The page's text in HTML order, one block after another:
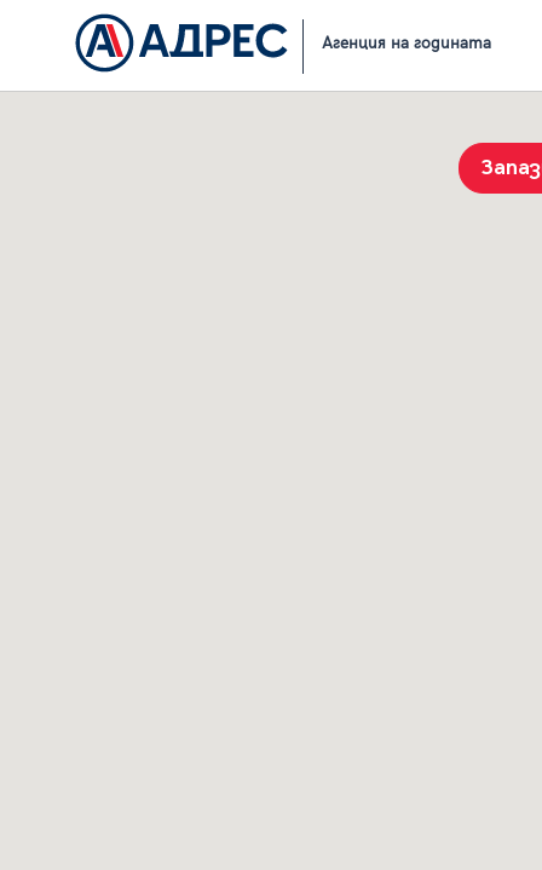
Агенция на годината
Начало Резултати от търсене